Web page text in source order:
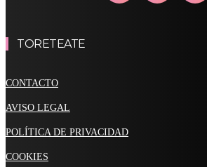
TORETEATE
CONTACTO
AVISO LEGAL
POLÍTICA DE PRIVACIDAD
COOKIES